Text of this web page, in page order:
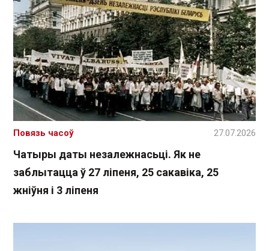
Чатыры даты незалежнасьці. Як не
заблытацца ў 27 ліпеня, 25 сакавіка, 25
жніўня і 3 ліпеня
Повязь часоў 27.07.2026